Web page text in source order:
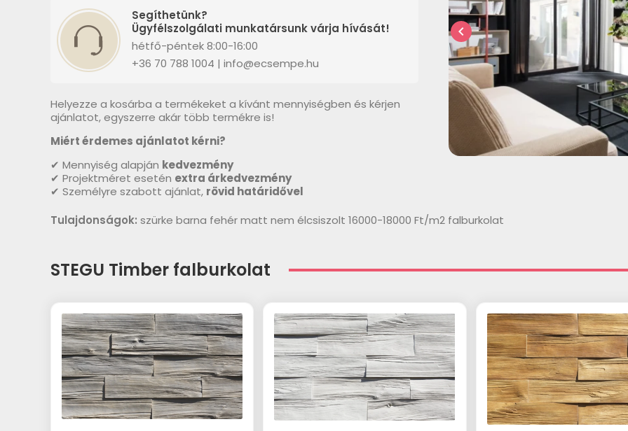
Segíthetünk?
Ügyfélszolgálati munkatársunk várja hívását!
hétfő-péntek 8:00-16:00
+36 70 788 1004 | info@ecsempe.hu
Helyezze a kosárba a termékeket a kívánt mennyiségben és kérjen
ajánlatot, egyszerre akár több termékre is!
Miért érdemes ajánlatot kérni?
✔ Mennyiség alapján kedvezmény
✔ Projektméret esetén extra árkedvezmény
✔ Személyre szabott ajánlat, rövid határidővel
chevron_left
Tulajdonságok: szürke barna fehér matt nem élcsiszolt 16000-18000 Ft/m2 falburkolat
STEGU Timber falburkolat